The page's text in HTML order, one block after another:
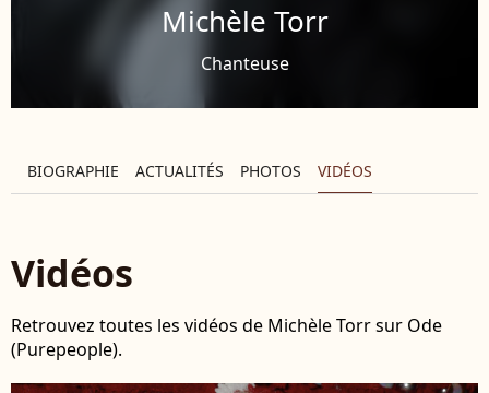
Michèle Torr
Chanteuse
BIOGRAPHIE ACTUALITÉS PHOTOS VIDÉOS
Vidéos
Retrouvez toutes les vidéos de Michèle Torr sur Ode
(Purepeople).